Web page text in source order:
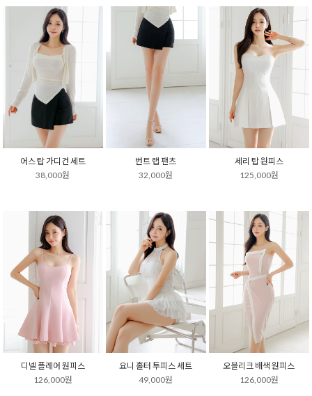
어스 탑 가디건 세트
38,000원
번트 랩 팬츠
32,000원
세리 탑 원피스
125,000원
디넬 플레어 원피스
126,000원
요니 홀터 투피스 세트
49,000원
오블리크 배색 원피스
126,000원